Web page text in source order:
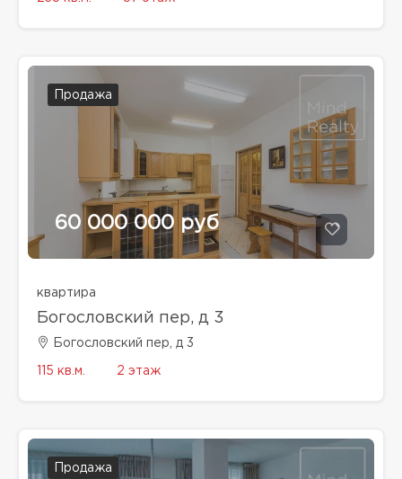
Продажа
60 000 000 руб
квартира
Богословский пер, д 3
Богословский пер, д 3
115 кв.м. 2 этаж
Продажа